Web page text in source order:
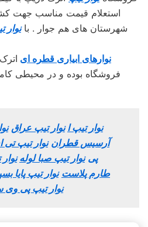
استعلام قیمت مناسب جهت
شهرستان های هم جوار . بانوار
نوارهای ابیاری قطره ای
فروشگاه بوده و در محیطی
نوار تیپ ا نوار تیپ عراق
آرسیس قطران نوار تیپ
پی نوار تیپ صبا لوله
طارم پلاست نوار تیپ پایا
نوار تیپ پی